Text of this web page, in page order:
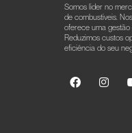
Somos líder no
de combustíveis.
oferece uma gestão
Reduzimos custos
eficiência do seu